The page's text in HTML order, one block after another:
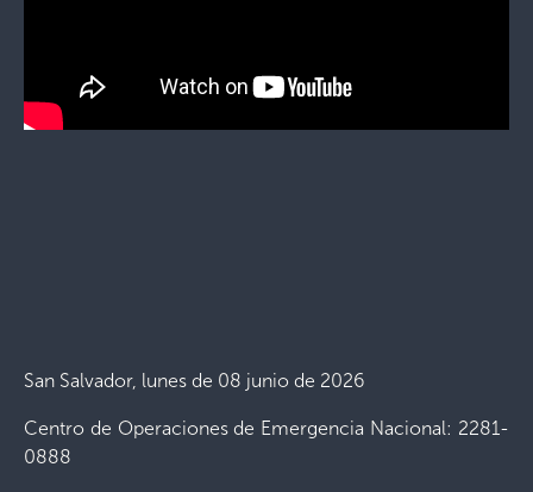
San Salvador, lunes de 08 junio de 2026
Centro de Operaciones de Emergencia Nacional: 2281-
0888